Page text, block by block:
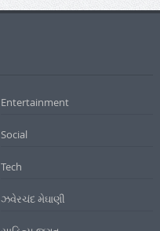
Entertainment
Social
Tech
ઝવેરચંદ મેઘાણી